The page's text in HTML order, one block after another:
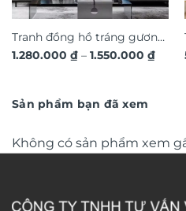
Tranh đồng hồ tráng gương
hươu 3D hiện đại TG4543
1.280.000 ₫ – 1.550.000 ₫
Sản phẩm bạn đã xem
Không có sản phẩm xem